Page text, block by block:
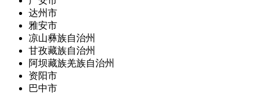
达州市
雅安市
凉山彝族自治州
甘孜藏族自治州
阿坝藏族羌族自治州
资阳市
巴中市